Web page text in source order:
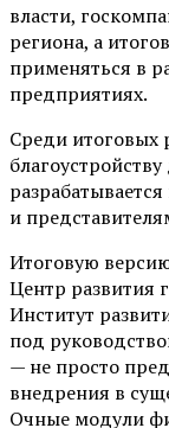
власти,
региона, а
применяться в
предприятиях.
Среди итоговых
и
Итоговую
Центр развития
Институт
под
— не просто
внедрения в
Очные модули